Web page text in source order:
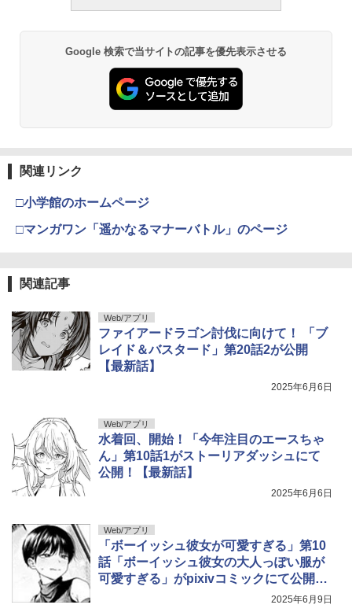
Google 検索で当サイトの記事を優先表示させる
関連リンク
□小学館のホームページ
□マンガワン「遥かなるマナーバトル」のページ
関連記事
Web/アプリ
ファイアードラゴン討伐に向けて！ 「ブ
レイド＆バスタード」第20話2が公開
【最新話】
2025年6月6日
Web/アプリ
水着回、開始！「今年注目のエースちゃ
ん」第10話1がストーリアダッシュにて
公開！【最新話】
2025年6月6日
Web/アプリ
「ボーイッシュ彼女が可愛すぎる」第10
話「ボーイッシュ彼女の大人っぽい服が
可愛すぎる」がpixivコミックにて公開！
2025年6月9日